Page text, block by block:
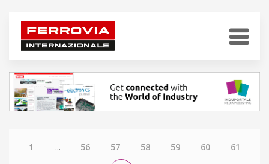
1 ... 56 57 58 59 60 61